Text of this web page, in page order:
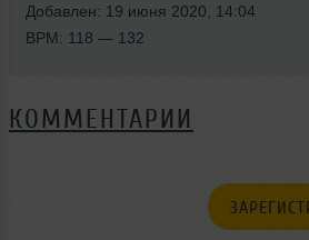
Добавлен: 19 июня 2020, 14:04
BPM: 118 — 132
КОММЕНТАРИИ